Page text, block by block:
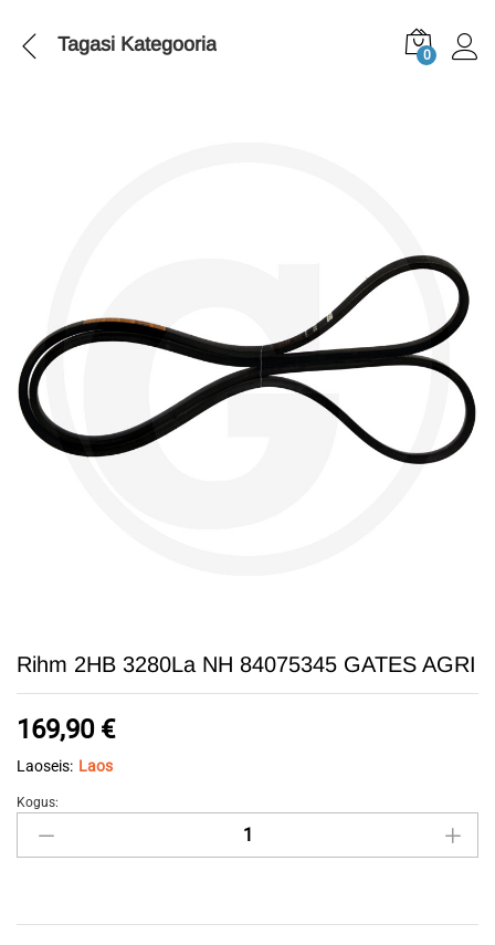
Tagasi Kategooria 0
Rihm 2HB 3280La NH 84075345 GATES AGRI
169,90 €
Laoseis: Laos
Rihm
2HB
84075345
Kogus: